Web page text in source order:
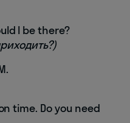
I be there?
time. Do you need